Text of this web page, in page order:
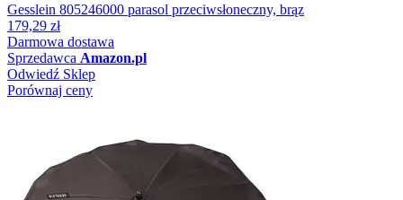
Gesslein 805246000 parasol przeciwsłoneczny, brąz
179,29 zł
Darmowa dostawa
Sprzedawca Amazon.pl
Odwiedź Sklep
Porównaj ceny